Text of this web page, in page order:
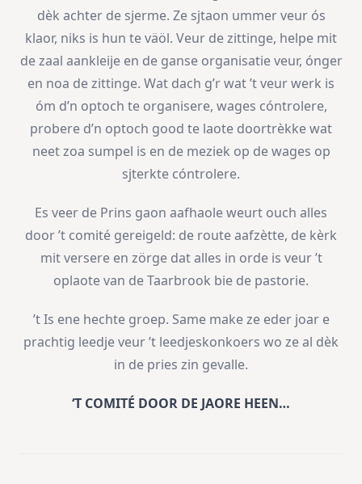
dèk achter de sjerme. Ze sjtaon ummer veur ós
klaor, niks is hun te väöl. Veur de zittinge, helpe mit
de zaal aankleije en de ganse organisatie veur, ónger
en noa de zittinge. Wat dach g’r wat ’t veur werk is
óm d’n optoch te organisere, wages cóntrolere,
probere d’n optoch good te laote doortrèkke wat
neet zoa sumpel is en de meziek op de wages op
sjterkte cóntrolere.
Es veer de Prins gaon aafhaole weurt ouch alles
door ’t comité gereigeld: de route aafzètte, de kèrk
mit versere en zörge dat alles in orde is veur ’t
oplaote van de Taarbrook bie de pastorie.
’t Is ene hechte groep. Same make ze eder joar e
prachtig leedje veur ’t leedjeskonkoers wo ze al dèk
in de pries zin gevalle.
‘T COMITÉ DOOR DE JAORE HEEN…